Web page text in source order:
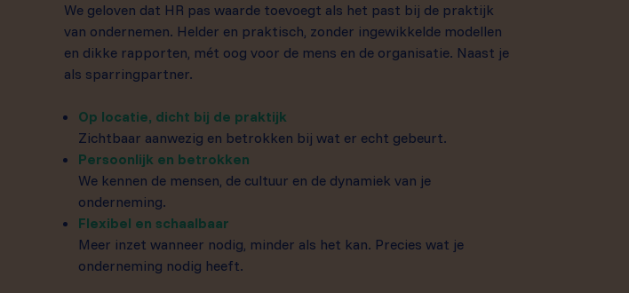
We geloven dat HR pas waarde toevoegt als het past bij de praktijk
van ondernemen. Helder en praktisch, zonder ingewikkelde modellen
en dikke rapporten, mét oog voor de mens en de organisatie. Naast je
als sparringpartner.
Op locatie, dicht bij de praktijk
Zichtbaar aanwezig en betrokken bij wat er echt gebeurt.
Persoonlijk en betrokken
We kennen de mensen, de cultuur en de dynamiek van je
onderneming.
Flexibel en schaalbaar
Meer inzet wanneer nodig, minder als het kan. Precies wat je
onderneming nodig heeft.